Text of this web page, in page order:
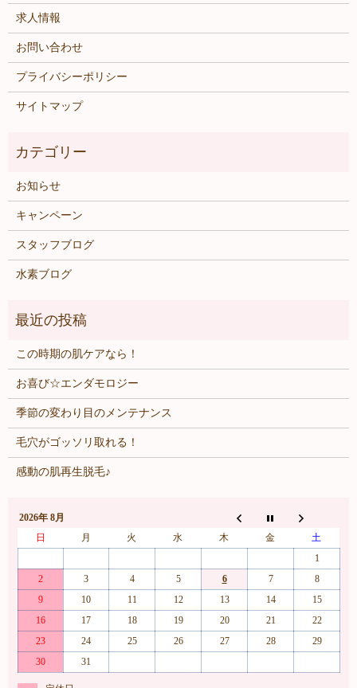
求人情報
お問い合わせ
プライバシーポリシー
サイトマップ
お知らせ
キャンペーン
スタッフブログ
水素ブログ
この時期の肌ケアなら！
お喜び☆エンダモロジー
季節の変わり目のメンテナンス
毛穴がゴッソリ取れる！
感動の肌再生脱毛♪
2026年 8月
日
月 火 水 木 金
土
1
2
3 4 5 6 7
8
9
10 11 12 13 14
15
16
17 18 19 20 21
22
23
24 25 26 27 28
29
30
31